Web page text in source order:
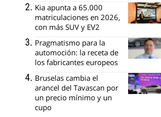
Kia apunta a 65.000
matriculaciones en 2026,
con más SUV y EV2
Pragmatismo para la
automoción: la receta de
los fabricantes europeos
Bruselas cambia el
arancel del Tavascan por
un precio mínimo y un
cupo